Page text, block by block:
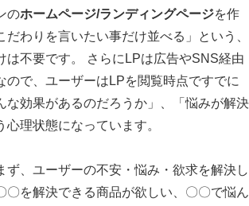
のホームページ/ランディングページを作
だわりを言いたい事だけ並べる」という、
は不要です。 さらにLPは広告やSNS経由
ので、ユーザーはLPを閲覧時点ですでに
な効果があるのだろうか」、「悩みが解決
心理状態になっています。
ず、ユーザーの不安・悩み・欲求を解決し
〇を解決できる商品が欲しい、〇〇で悩ん